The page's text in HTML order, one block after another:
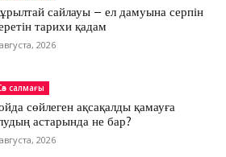
сайлауы – ел дамуына серпін
тарихи қадам
2026
салмағы
сөйлеген ақсақалды қамауға
астарында не бар?
2026